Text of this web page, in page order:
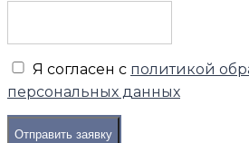
Я согласен с политикой
персональных данных
Отправить заявку